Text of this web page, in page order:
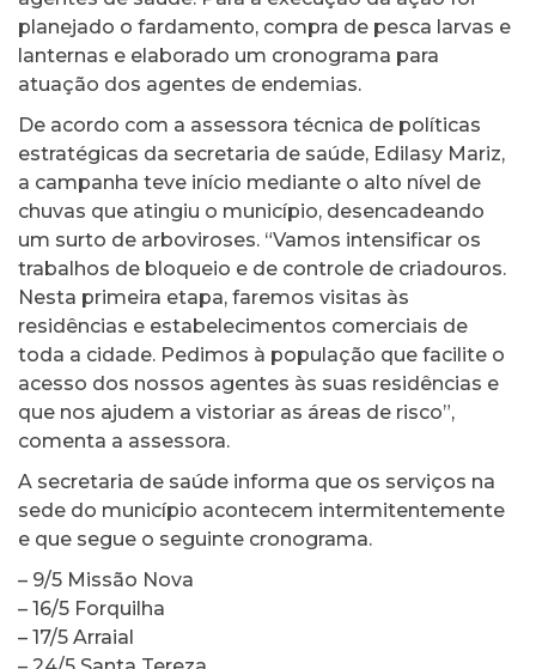
planejado o fardamento, compra de pesca larvas e
lanternas e elaborado um cronograma para
atuação dos agentes de endemias.
De acordo com a assessora técnica de políticas
estratégicas da secretaria de saúde, Edilasy Mariz,
a campanha teve início mediante o alto nível de
chuvas que atingiu o município, desencadeando
um surto de arboviroses. “Vamos intensificar os
trabalhos de bloqueio e de controle de criadouros.
Nesta primeira etapa, faremos visitas às
residências e estabelecimentos comerciais de
toda a cidade. Pedimos à população que facilite o
acesso dos nossos agentes às suas residências e
que nos ajudem a vistoriar as áreas de risco”,
comenta a assessora.
A secretaria de saúde informa que os serviços na
sede do município acontecem intermitentemente
e que segue o seguinte cronograma.
– 9/5 Missão Nova
– 16/5 Forquilha
– 17/5 Arraial